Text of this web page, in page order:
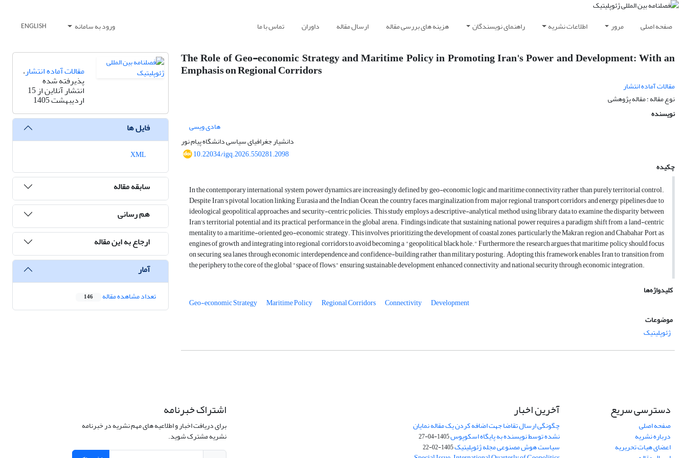
صفحه اصلی مرور اطلاعات نشریه راهنمای نویسندگان هزینه های بررسی مقاله ارسال مقاله داوران تماس با ما ورود به سامانه ENGLISH
The Role of Geo-economic Strategy and Maritime Policy in Promoting Iran's Power and Development: With an
Emphasis on Regional Corridors
مقالات آماده انتشار
نوع مقاله : مقاله پژوهشی
نویسنده
هادی ویسی
دانشیار جغرافیای سیاسی دانشگاه پیام نور
10.22034/igq.2026.550281.2098
چکیده
In the contemporary international system, power dynamics are increasingly defined by geo-economic logic and maritime connectivity rather than purely territorial control.
Despite Iran's pivotal location linking Eurasia and the Indian Ocean, the country faces marginalization from major regional transport corridors and energy pipelines due to
ideological geopolitical approaches and security-centric policies. This study employs a descriptive-analytical method using library data to examine the disparity between
Iran's territorial potential and its practical performance in the global arena. Findings indicate that sustaining national power requires a paradigm shift from a land-centric
mentality to a maritime-oriented geo-economic strategy. This involves prioritizing the development of coastal zones, particularly the Makran region and Chabahar Port, as
engines of growth and integrating into regional corridors to avoid becoming a "geopolitical black hole." Furthermore, the research argues that maritime policy should focus
on securing sea lanes through economic interdependence and confidence-building rather than military posturing. Adopting this framework enables Iran to transition from
the periphery to the core of the global "space of flows," ensuring sustainable development, enhanced connectivity, and national security through economic integration.
کلیدواژه‌ها
Geo-economic Strategy
Maritime Policy Regional Corridors Connectivity
Development
موضوعات
ژئوپلیتیک
مقالات آماده انتشار،
پذیرفته شده
انتشار آنلاین از 15
اردیبهشت 1405
فایل ها
سابقه مقاله
هم رسانی
ارجاع به این مقاله
آمار
تعداد مشاهده مقاله 146
دسترسی سریع
صفحه اصلی
درباره نشریه
اعضای هیات تحریریه
آخرین اخبار
چگونگی ارسال تقاضا جهت اضافه کردن یک مقاله نمایان
نشده توسط نویسنده به پایگاه اسکوپوس1405-04-27
سیاست هوش مصنوعی مجله ژئوپلیتیک1405-02-22
اشتراک خبرنامه
برای دریافت اخبار و اطلاعیه های مهم نشریه در خبرنامه
نشریه مشترک شوید.